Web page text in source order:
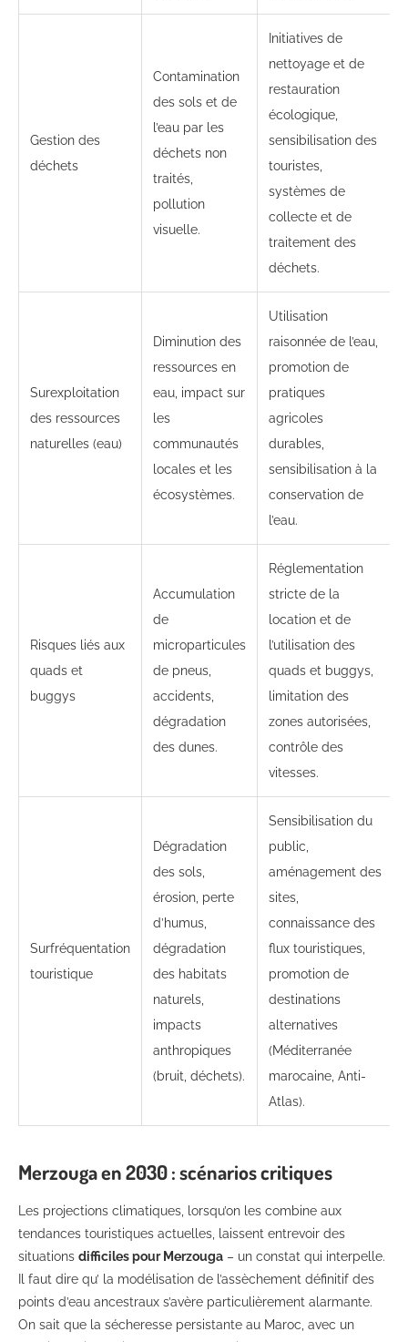
Gestion des
déchets
Contamination
des sols et de
l’eau par les
déchets non
traités,
pollution
visuelle.
Initiatives de
nettoyage et de
restauration
écologique,
sensibilisation des
touristes,
systèmes de
collecte et de
traitement des
déchets.
Surexploitation
des ressources
naturelles (eau)
Diminution des
ressources en
eau, impact sur
les
communautés
locales et les
écosystèmes.
Utilisation
raisonnée de l’eau,
promotion de
pratiques
agricoles
durables,
sensibilisation à la
conservation de
l’eau.
Risques liés aux
quads et
buggys
Accumulation
de
microparticules
de pneus,
accidents,
dégradation
des dunes.
Réglementation
stricte de la
location et de
l’utilisation des
quads et buggys,
limitation des
zones autorisées,
contrôle des
vitesses.
Surfréquentation
touristique
Dégradation
des sols,
érosion, perte
d’humus,
dégradation
des habitats
naturels,
impacts
anthropiques
(bruit, déchets).
Sensibilisation du
public,
aménagement des
sites,
connaissance des
flux touristiques,
promotion de
destinations
alternatives
(Méditerranée
marocaine, Anti-
Atlas).
Merzouga en 2030 : scénarios critiques
Les projections climatiques, lorsqu’on les combine aux
tendances touristiques actuelles, laissent entrevoir des
situations difficiles pour Merzouga – un constat qui interpelle.
Il faut dire qu’ la modélisation de l’assèchement définitif des
points d’eau ancestraux s’avère particulièrement alarmante.
On sait que la sécheresse persistante au Maroc, avec un